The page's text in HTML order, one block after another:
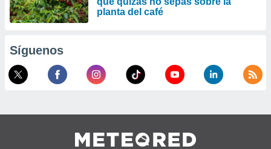
planta del café
Síguenos